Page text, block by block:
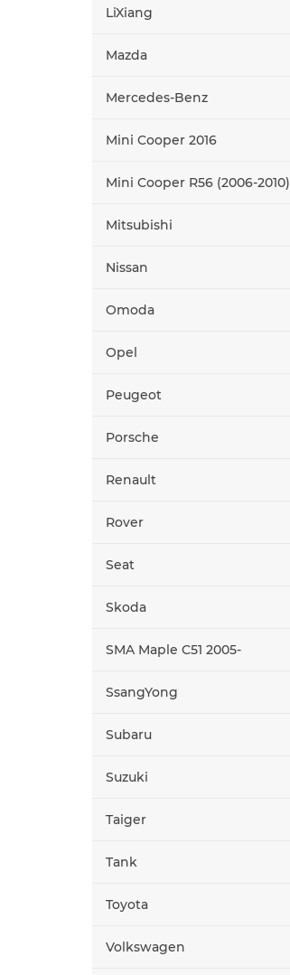
LiXiang
Mazda
Mercedes-Benz
Mini Cooper 2016
Mini Cooper R56 (2006-2010)
Mitsubishi
Nissan
Omoda
Opel
Peugeot
Porsche
Renault
Rover
Seat
Skoda
SMA Maple C51 2005-
SsangYong
Subaru
Suzuki
Taiger
Tank
Toyota
Volkswagen